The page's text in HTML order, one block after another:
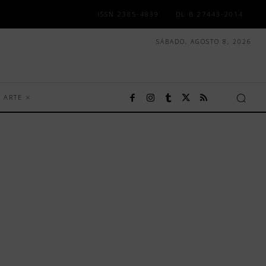
ISSN 2385-4839 DL B 27443-2014
SÁBADO, AGOSTO 8, 2026
ARTE